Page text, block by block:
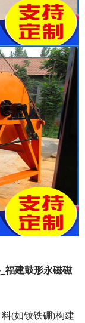
福建鼓形永磁磁
(如钕铁硼)构建